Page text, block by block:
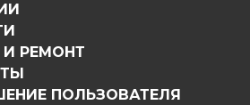
И РЕМОНТ
ПОЛЬЗОВАТЕЛЯ